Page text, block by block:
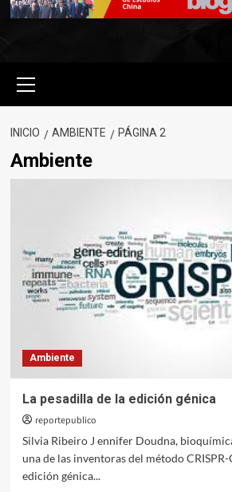
primario
INICIO AMBIENTE PÁGINA 2
Ambiente
Ambiente
La pesadilla de la edición génica
reportepublico
Silvia Ribeiro J ennifer Doudna,
una de las inventoras del método CRISPR-
edición génica...